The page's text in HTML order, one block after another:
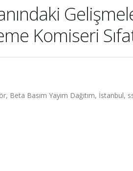
Komiseri
Beta Basım Yayım Dağıtım, İstanbul,